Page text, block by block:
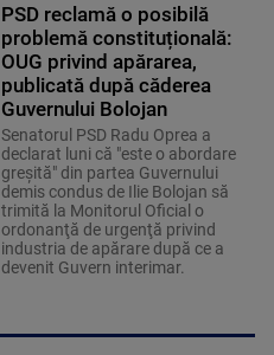
PSD reclamă o posibilă
problemă constituțională:
OUG privind apărarea,
publicată după căderea
Guvernului Bolojan
Senatorul PSD Radu Oprea a
declarat luni că "este o abordare
greşită" din partea Guvernului
demis condus de Ilie Bolojan să
trimită la Monitorul Oficial o
ordonanţă de urgenţă privind
industria de apărare după ce a
devenit Guvern interimar.